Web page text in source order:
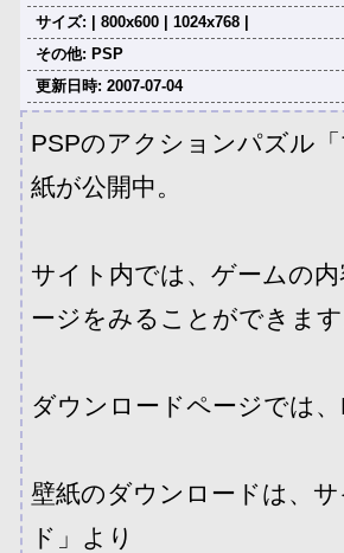
サイズ: | 800x600 | 1024x768 |
その他: PSP
更新日時: 2007-07-04
PSPのアクションパズル
紙が公開中。
サイト内では、ゲームの
ージをみることができます
ダウンロードページでは
壁紙のダウンロードは、
ド」より